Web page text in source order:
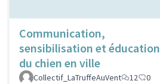
Communication,
sensibilisation et éducation
du chien en ville
Collectif_LaTruffeAuVent 12 0